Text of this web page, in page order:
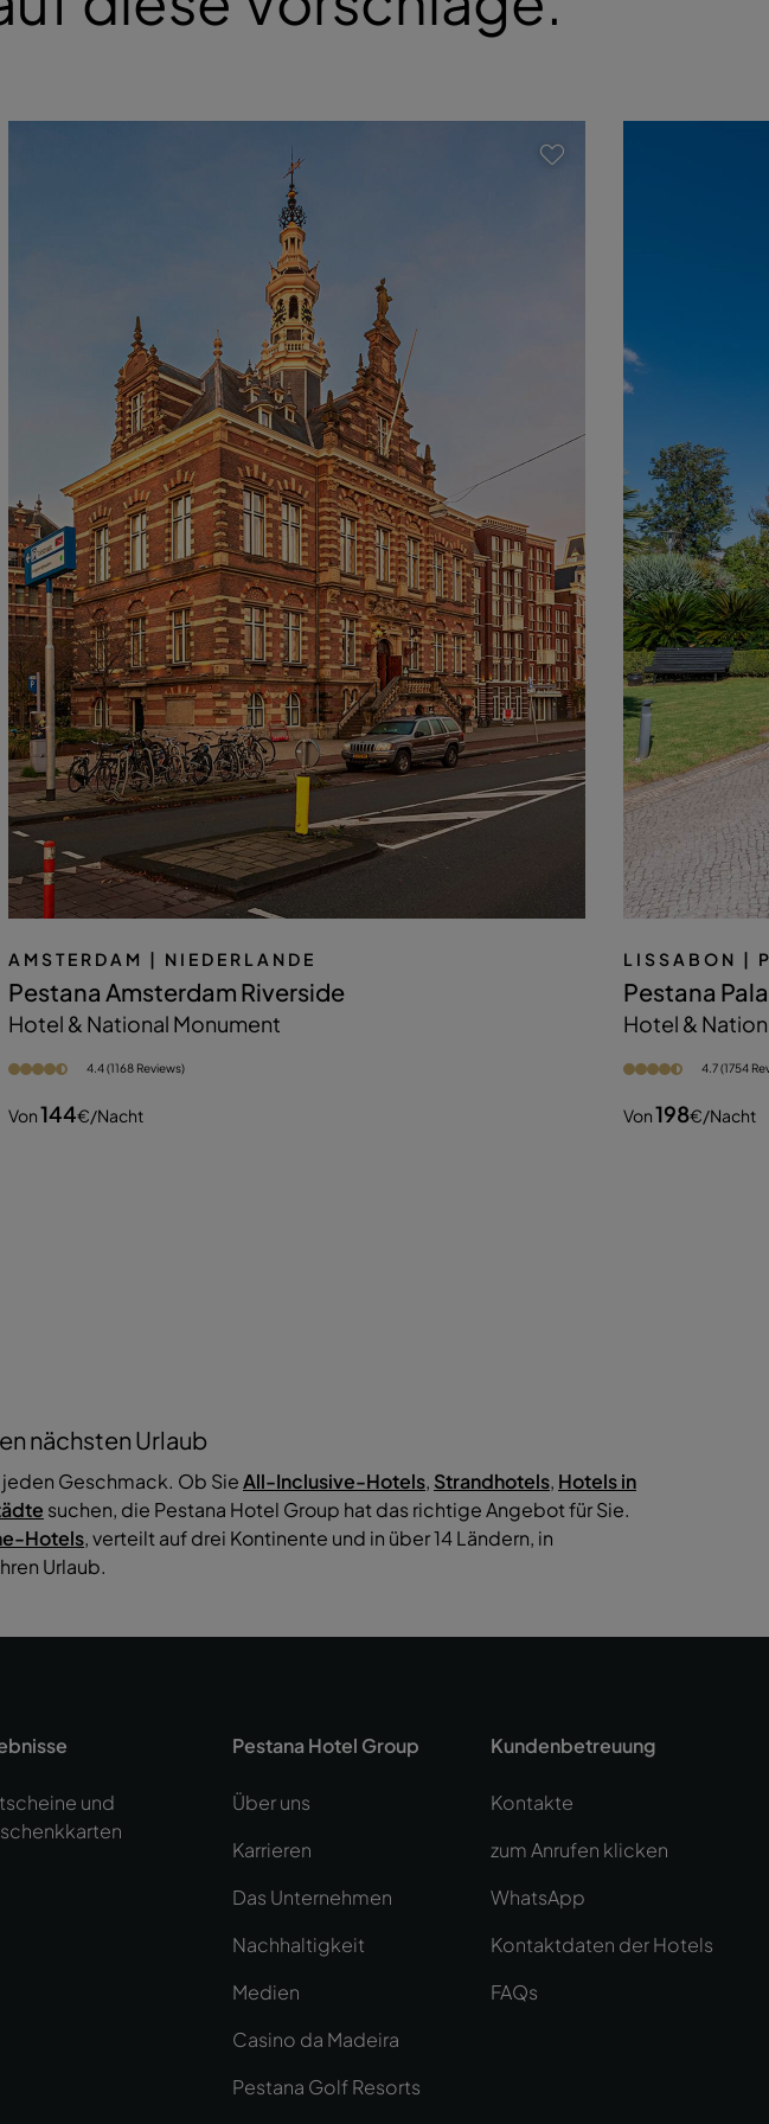
AMSTERDAM | NIEDERLANDE
Pestana Amsterdam Riverside
Hotel & National Monument
4.4 (1168 Reviews)
Von144€/nacht
LISSABON |
Pestana
Hotel &
4.7 (1754
Von198€/nacht
nächsten Urlaub
Geschmack. Ob SieAll-Inclusive-Hotels, Strandhotels, Hotels in
suchen, die Pestana Hotel Group hat das richtige Angebot für Sie.
Hotels, verteilt auf drei Kontinente und in über 14 Ländern, in
Urlaub.
und
Pestana Hotel Group
Über uns
Karrieren
Das Unternehmen
Nachhaltigkeit
Medien
Casino da Madeira
Pestana Golf Resorts
Kundenbetreuung
Kontakte
zum Anrufen klicken
WhatsApp
Kontaktdaten der Hotels
FAQs